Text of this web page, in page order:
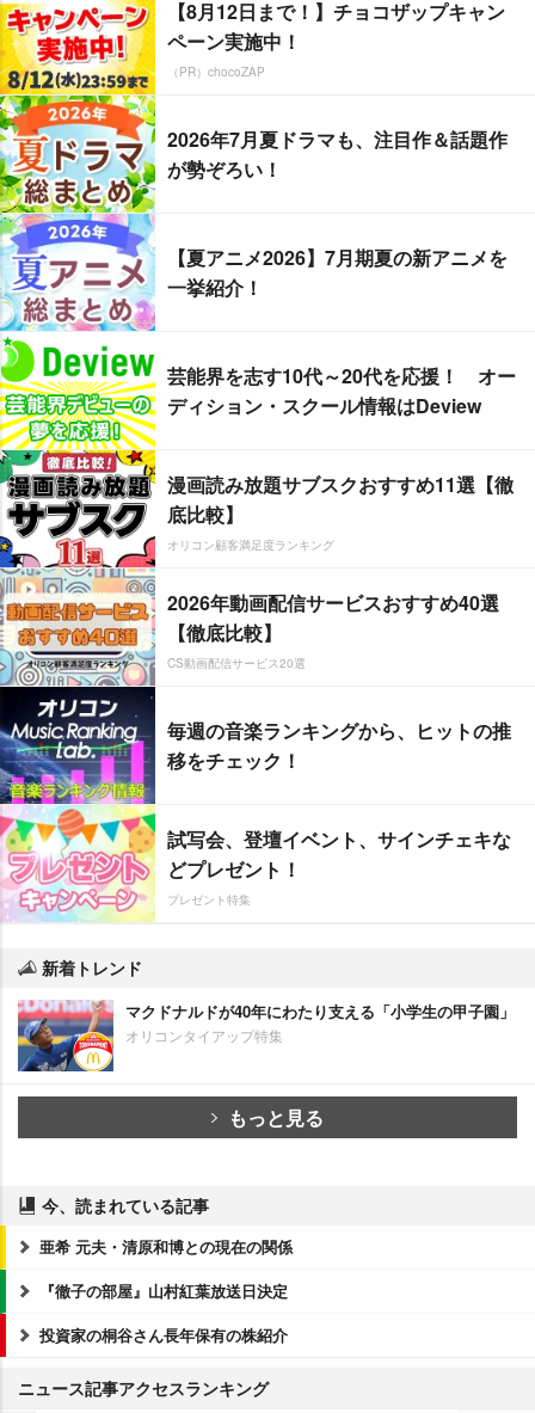
【8月12日まで！】チョコザップキャン
ペーン実施中！
（PR）chocoZAP
2026年7月夏ドラマも、注目作＆話題作
が勢ぞろい！
【夏アニメ2026】7月期夏の新アニメを
一挙紹介！
芸能界を志す10代～20代を応援！ オー
ディション・スクール情報はDeview
漫画読み放題サブスクおすすめ11選【徹
底比較】
オリコン顧客満足度ランキング
2026年動画配信サービスおすすめ40選
【徹底比較】
CS動画配信サービス20選
毎週の音楽ランキングから、ヒットの推
移をチェック！
試写会、登壇イベント、サインチェキな
どプレゼント！
プレゼント特集
新着トレンド
マクドナルドが40年にわたり支える「小学生の甲子園」
オリコンタイアップ特集
もっと見る
今、読まれている記事
亜希 元夫・清原和博との現在の関係
『徹子の部屋』山村紅葉放送日決定
投資家の桐谷さん長年保有の株紹介
ニュース記事アクセスランキング